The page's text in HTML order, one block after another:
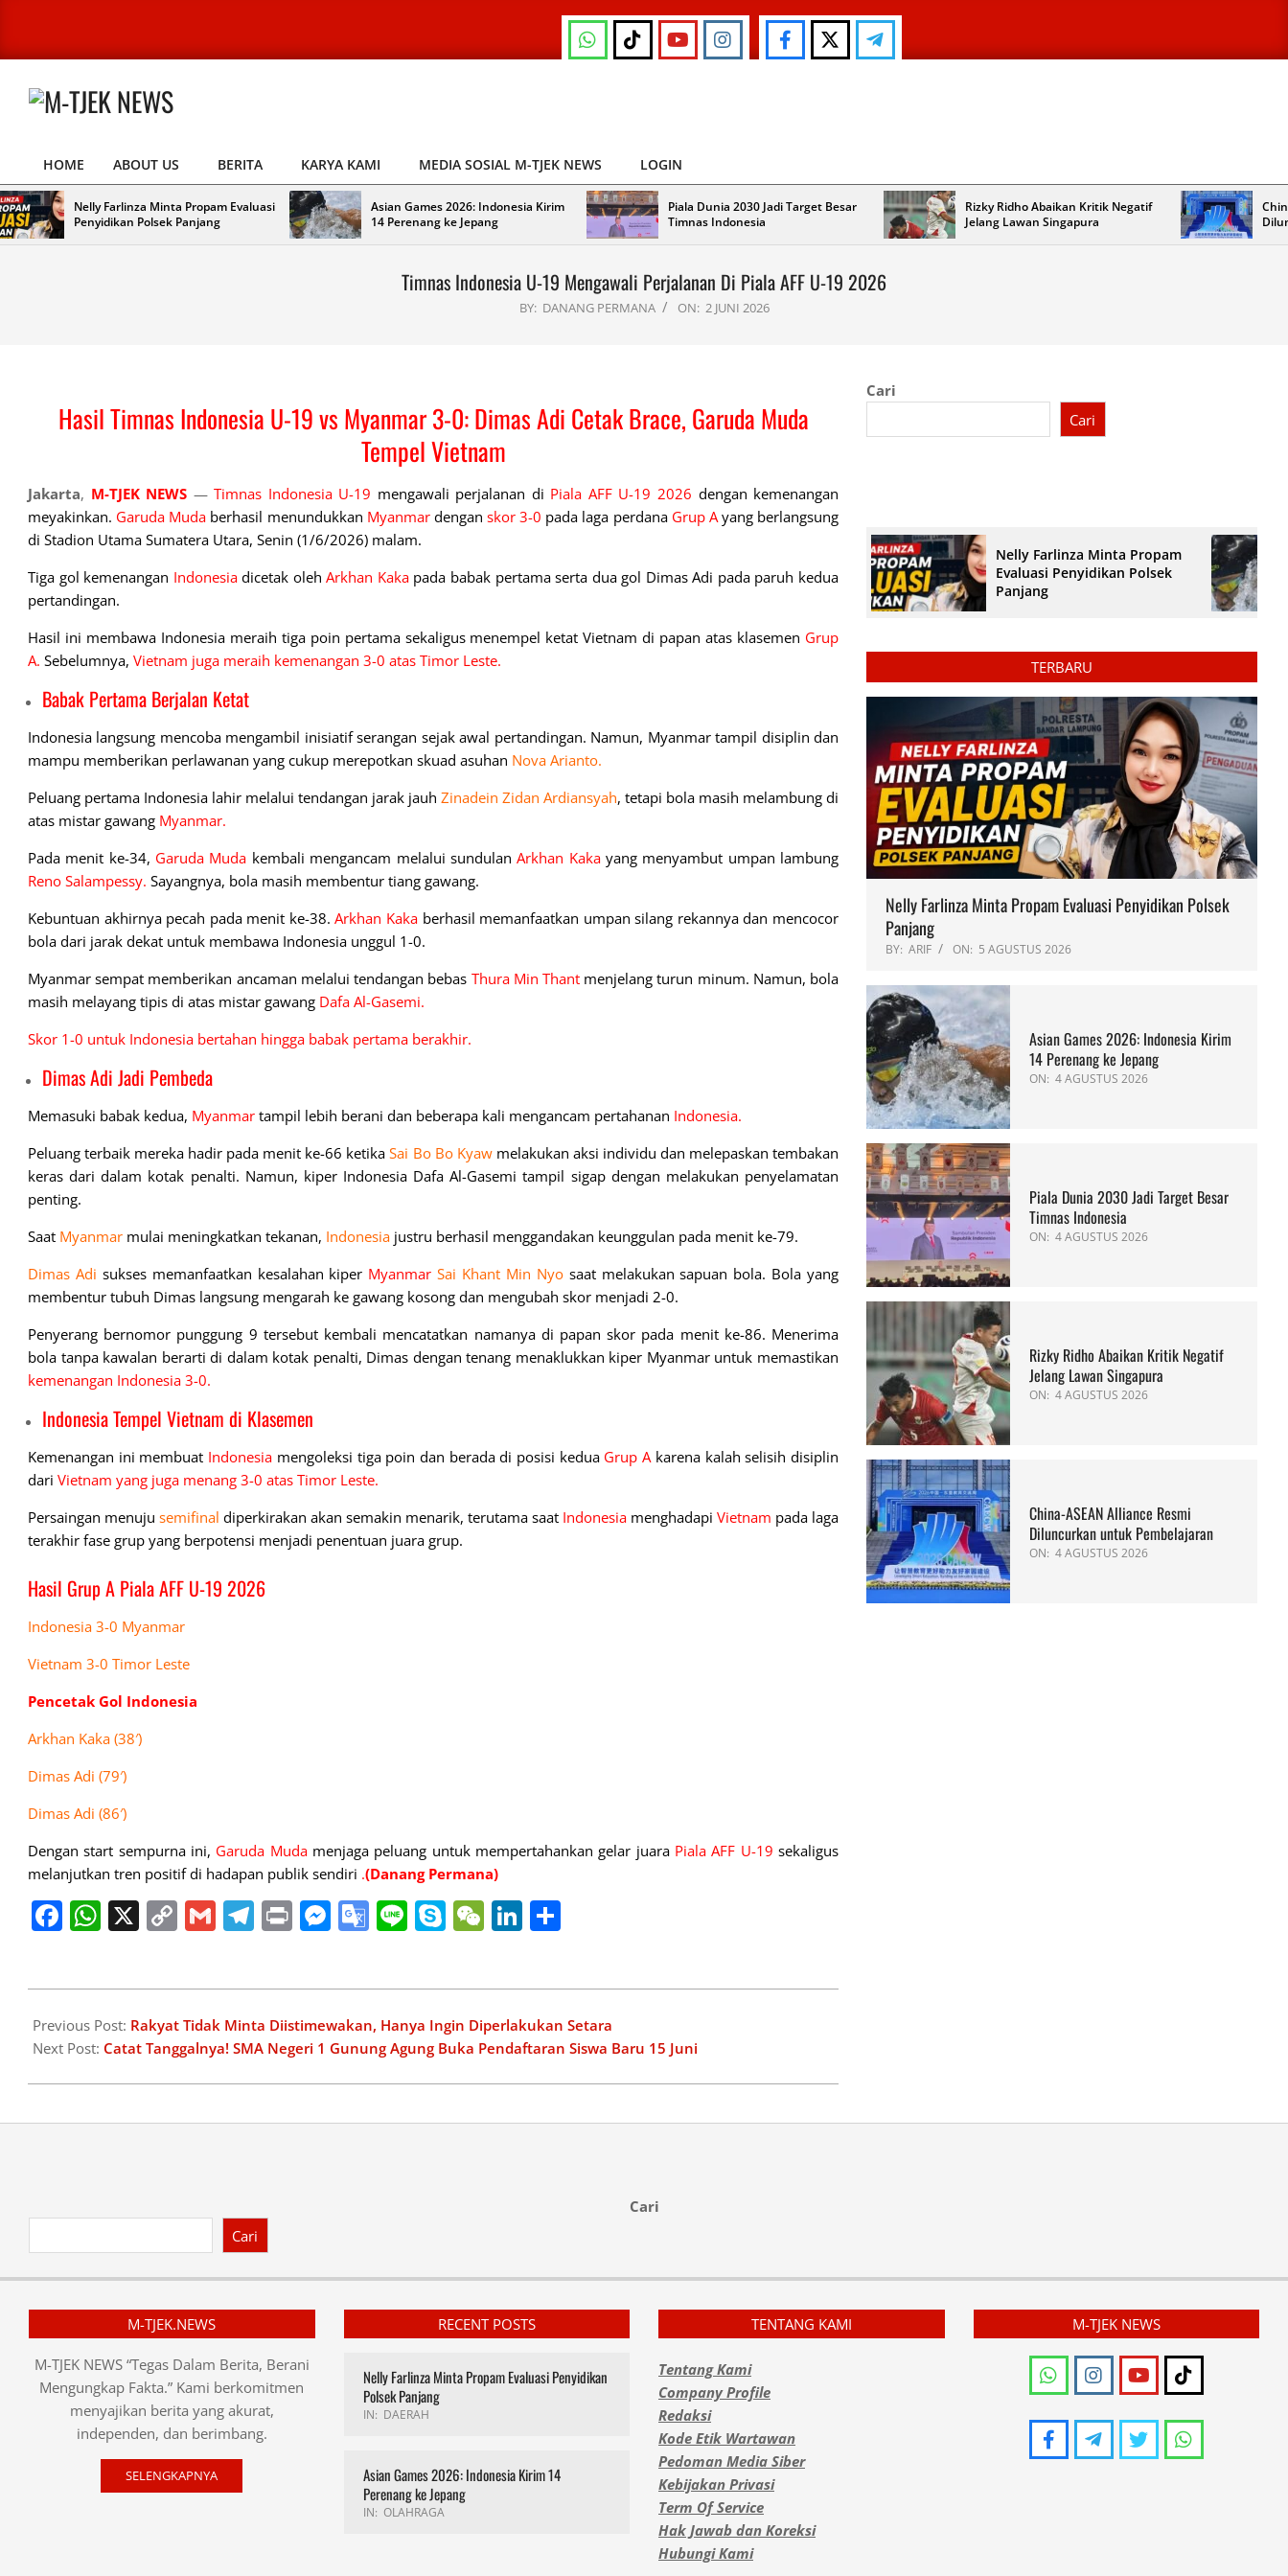
content
TJEK
NEWS
Primary
Navigation
Menu
HOME ABOUT US BERITA KARYA KAMI MEDIA SOSIAL M-TJEK NEWS LOGIN
Nelly Farlinza Minta Propam Evaluasi
Penyidikan Polsek Panjang
Asian Games 2026: Indonesia Kirim
14 Perenang ke Jepang
Piala Dunia 2030 Jadi Target Besar
Timnas Indonesia
Rizky Ridho Abaikan Kritik Negatif
Jelang Lawan Singapura
Timnas Indonesia U-19 Mengawali Perjalanan Di Piala AFF U-19 2026
BY: DANANG PERMANA ON: 2 JUNI 2026
Hasil Timnas Indonesia U-19 vs Myanmar 3-0: Dimas Adi Cetak Brace, Garuda Muda
Tempel Vietnam
Jakarta, M-TJEK NEWS —Timnas Indonesia U-19 mengawali perjalanan di Piala AFF U-19 2026 dengan kemenangan
meyakinkan. Garuda Muda berhasil menundukkan Myanmardengan skor 3-0 pada laga perdana Grup Ayang berlangsung
di Stadion Utama Sumatera Utara, Senin (1/6/2026) malam.
Tiga gol kemenangan Indonesiadicetak olehArkhan Kakapada babak pertama serta dua gol Dimas Adi pada paruh kedua
pertandingan.
Hasil ini membawa Indonesia meraih tiga poin pertama sekaligus menempel ketat Vietnam di papan atas klasemen Grup
A. Sebelumnya, Vietnam juga meraih kemenangan 3-0 atas Timor Leste.
Babak Pertama Berjalan Ketat
Indonesia langsung mencoba mengambil inisiatif serangan sejak awal pertandingan. Namun, Myanmar tampil disiplin dan
mampu memberikan perlawanan yang cukup merepotkan skuad asuhan Nova Arianto.
Peluang pertama Indonesia lahir melalui tendangan jarak jauh Zinadein Zidan Ardiansyah, tetapi bola masih melambung di
atas mistar gawang Myanmar.
Pada menit ke-34, Garuda Muda kembali mengancam melalui sundulanArkhan Kakayang menyambut umpan lambung
Reno Salampessy. Sayangnya, bola masih membentur tiang gawang.
Kebuntuan akhirnya pecah pada menit ke-38.Arkhan Kaka berhasil memanfaatkan umpan silang rekannya dan mencocor
bola dari jarak dekat untuk membawa Indonesia unggul 1-0.
Myanmar sempat memberikan ancaman melalui tendangan bebas Thura Min Thantmenjelang turun minum. Namun, bola
masih melayang tipis di atas mistar gawang Dafa Al-Gasemi.
Skor 1-0 untuk Indonesia bertahan hingga babak pertama berakhir.
Dimas Adi Jadi Pembeda
Memasuki babak kedua, Myanmar tampil lebih berani dan beberapa kali mengancam pertahanan Indonesia.
Peluang terbaik mereka hadir pada menit ke-66 ketikaSai Bo Bo Kyawmelakukan aksi individu dan melepaskan tembakan
keras dari dalam kotak penalti. Namun, kiper Indonesia Dafa Al-Gasemi tampil sigap dengan melakukan penyelamatan
penting.
Saat Myanmar mulai meningkatkan tekanan, Indonesia justru berhasil menggandakan keunggulan pada menit ke-79.
Dimas Adi sukses memanfaatkan kesalahan kiper Myanmar Sai Khant Min Nyosaat melakukan sapuan bola. Bola yang
membentur tubuh Dimas langsung mengarah ke gawang kosong dan mengubah skor menjadi 2-0.
Penyerang bernomor punggung 9 tersebut kembali mencatatkan namanya di papan skor pada menit ke-86. Menerima
bola tanpa kawalan berarti di dalam kotak penalti, Dimas dengan tenang menaklukkan kiper Myanmar untuk memastikan
kemenangan Indonesia 3-0.
Indonesia Tempel Vietnam di Klasemen
Kemenangan ini membuat Indonesia mengoleksi tiga poin dan berada di posisi kedua Grup Akarena kalah selisih disiplin
dari Vietnam yang juga menang 3-0 atas Timor Leste.
Persaingan menuju semifinal diperkirakan akan semakin menarik, terutama saat Indonesia menghadapi Vietnam pada laga
terakhir fase grup yang berpotensi menjadi penentuan juara grup.
Hasil Grup A Piala AFF U-19 2026
Indonesia 3-0 Myanmar
Vietnam 3-0 Timor Leste
Pencetak Gol Indonesia
Arkhan Kaka (38′)
Dimas Adi (79′)
Dimas Adi (86′)
Dengan start sempurna ini, Garuda Mudamenjaga peluang untuk mempertahankan gelar juara Piala AFF U-19 sekaligus
melanjutkan tren positif di hadapan publik sendiri .(Danang Permana)
Facebook
WhatsApp
X CopyGmailTelegram
PrintMessenger
Google
LineSkypeWeChat
LinkedIn
06-
02
Previous Post: Rakyat Tidak Minta Diistimewakan, Hanya Ingin Diperlakukan Setara
Next Post: Catat Tanggalnya! SMA Negeri 1 Gunung Agung Buka Pendaftaran Siswa Baru 15 Juni
Cari
Cari
Nelly Farlinza Minta Propam
Evaluasi Penyidikan Polsek
Panjang
TERBARU
Nelly Farlinza Minta Propam Evaluasi Penyidikan Polsek
Panjang
BY: ARIF ON: 5 AGUSTUS 2026
Asian Games 2026: Indonesia Kirim
14 Perenang ke Jepang
ON: 4 AGUSTUS 2026
Piala Dunia 2030 Jadi Target Besar
Timnas Indonesia
ON: 4 AGUSTUS 2026
Rizky Ridho Abaikan Kritik Negatif
Jelang Lawan Singapura
ON: 4 AGUSTUS 2026
China-ASEAN Alliance Resmi
Diluncurkan untuk Pembelajaran
ON: 4 AGUSTUS 2026
Cari
Cari
M-TJEK.NEWS
M-TJEK NEWS “Tegas Dalam Berita, Berani
Mengungkap Fakta.” Kami berkomitmen
menyajikan berita yang akurat,
independen, dan berimbang.
SELENGKAPNYA
RECENT POSTS
Nelly Farlinza Minta Propam Evaluasi Penyidikan
Polsek Panjang
IN: DAERAH
Asian Games 2026: Indonesia Kirim 14
Perenang ke Jepang
IN: OLAHRAGA
TENTANG KAMI
Tentang Kami
Company Profile
Redaksi
Kode Etik Wartawan
Pedoman Media Siber
Kebijakan Privasi
Term Of Service
Hak Jawab dan Koreksi
Hubungi Kami
M-TJEK NEWS